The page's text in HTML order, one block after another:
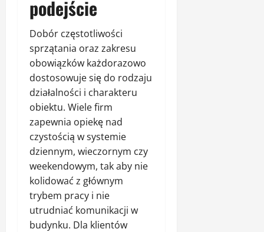
podejście
Dobór częstotliwości
sprzątania oraz zakresu
obowiązków każdorazowo
dostosowuje się do rodzaju
działalności i charakteru
obiektu. Wiele firm
zapewnia opiekę nad
czystością w systemie
dziennym, wieczornym czy
weekendowym, tak aby nie
kolidować z głównym
trybem pracy i nie
utrudniać komunikacji w
budynku. Dla klientów